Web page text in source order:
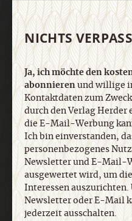
abonnierenund willige
Kontaktdaten zum
durch den Verlag
die E-Mail-Werbung
Ich bin
Newsletter und E-
ausgewertet wird, um
Interessen
Newsletter oder E-
jederzeit
Informationen
E-Mail
NICHTS
Ja, ich möchte den
abonnierenund willige
Kontaktdaten zum
durch den Verlag Herder
die E-Mail-Werbung
Ich bin einverstanden,
personenbezogenes
Newsletter und E-Mail-
ausgewertet wird, um
Interessen auszurichten.
Newsletter oder E-Mail
jederzeit ausschalten.